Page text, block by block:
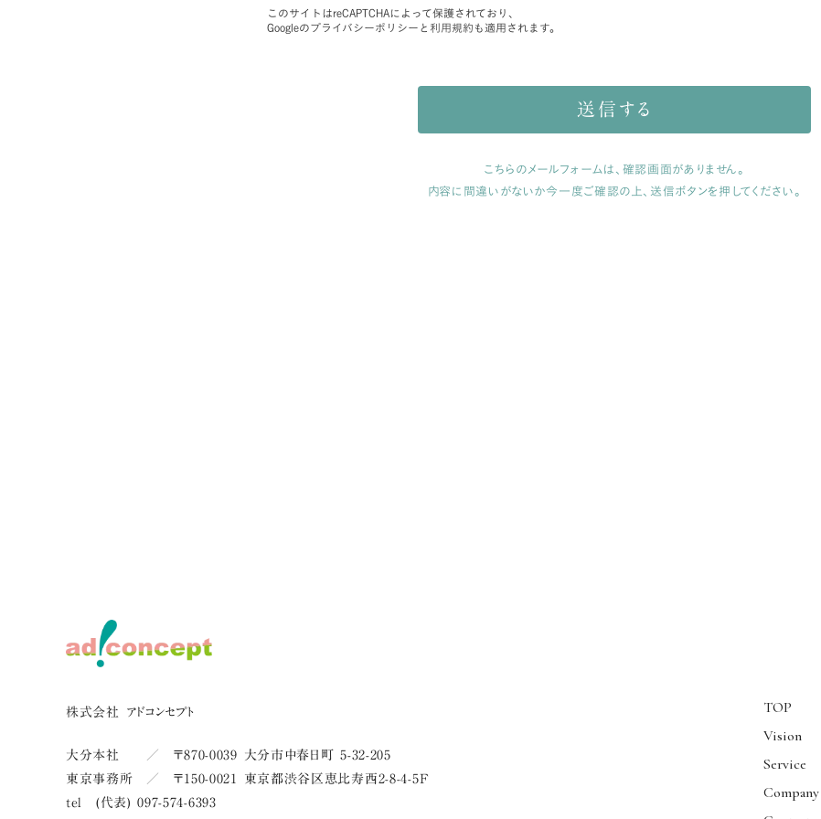
このサイトはreCAPTCHAによって保護されており、
Googleのプライバシーポリシーと 利用規約も適用されます。
送信する
こちらのメールフォームは、確認画面がありません。
内容に間違いがないか今一度ご確認の上、送信ボタンを押してください。
株式会社 アドコンセプト
大分本社 ／ 〒870-0039 大分市中春日町 5-32-205
東京事務所 ／ 〒150-0021 東京都渋谷区恵比寿西2-8-4-5F
tel (代表) 097-574-6393
TOP
Vision
Service
Company